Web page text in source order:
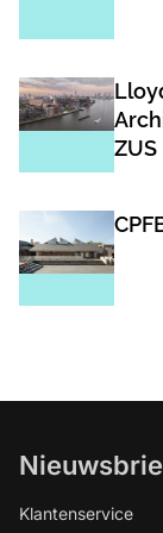
ZUS
Klantenservice